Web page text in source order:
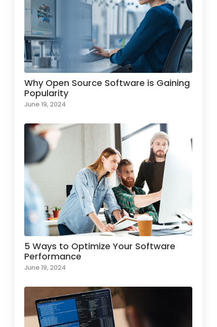
Why Open Source Software is Gaining
Popularity
June 19, 2024
5 Ways to Optimize Your Software
Performance
June 19, 2024